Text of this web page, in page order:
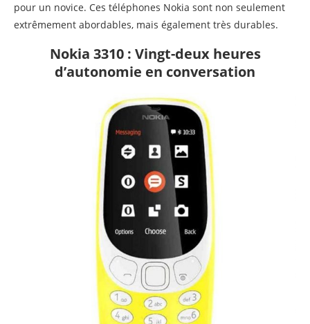
pour un novice. Ces téléphones Nokia sont non seulement
extrêmement abordables, mais également très durables.
Nokia 3310 : Vingt-deux heures
d’autonomie en conversation